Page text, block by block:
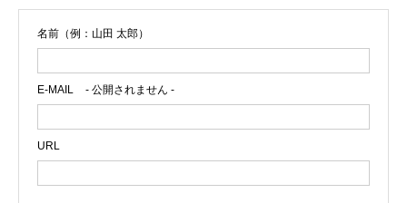
名前（例：山田 太郎）
E-MAIL - 公開されません -
URL